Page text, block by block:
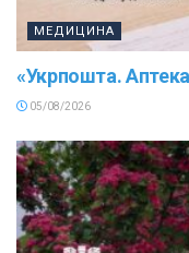
МЕДИЦИНА
«Укрпошта.
05/08/2026